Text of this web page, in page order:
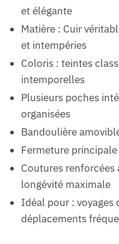
et élégante
Matière : Cuir
et intempéries
Coloris : teintes
intemporelles
Plusieurs poches
organisées
Bandoulière
Fermeture
Coutures
longévité maximale
Idéal pour : voyages
déplacements